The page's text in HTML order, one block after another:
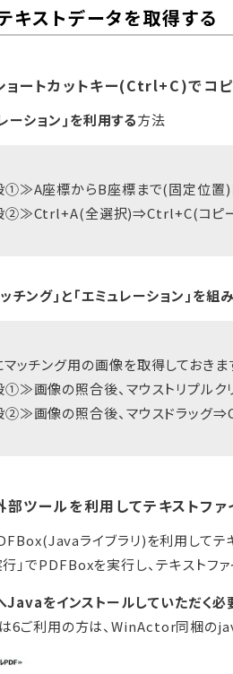
ストデータを取得する
ショートカットキー(Ctrl+C)でコ
ーション｣を利用する方法
座標からB座標まで(固定位置)
全選択)⇒Ctrl+C(コピ
ッチング｣と｢エミュレーション｣を組
ッチング用の画像を取得しておきま
画像の照合後、マウストリプル
画像の照合後、マウスドラッグ
部ツールを利用してテキストフ
ライブラリ)を利用してテ
｣でPDFBoxを実行し、テキストファ
をインストールしていただく必
6ご利用の方は、WinActor同梱の